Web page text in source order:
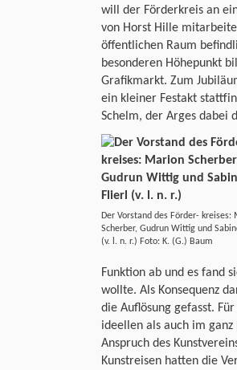
will der Förderkreis an
von Horst Hille
öffentlichen Raum
besonderen Höhepunkt
Grafikmarkt. Zum
ein kleiner Festakt
Schelm, der Arges dabei
Der Vorstand des Förder- kreises:
Scherber, Gudrun Wittig und
(v. l. n. r.) Foto: K. (G.) Baum
Funktion ab und es fand
wollte. Als Konsequenz
die Auflösung gefasst.
ideellen als auch im
Anspruch des
Kunstreisen hatten die